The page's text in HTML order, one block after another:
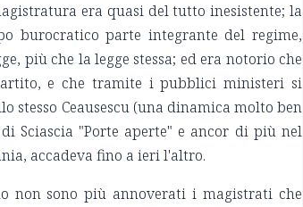
era quasi del tutto inesistente; la
burocratico parte integrante del regime,
più che la legge stessa; ed era notorio che
e che tramite i pubblici ministeri si
stesso Ceausescu (una dinamica molto ben
Sciascia "Porte aperte" e ancor di più nel
accadeva fino a ieri l'altro.
non sono più annoverati i magistrati che